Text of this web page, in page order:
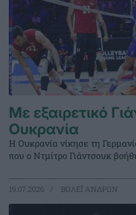
Με εξαιρετικό
Ουκρανία
Η Ουκρανία νίκησε τη
που ο Ντμίτρο Γιάντσουκ
19.07.2026 ΒΟΛΕΪ ΑΝΔΡΩΝ